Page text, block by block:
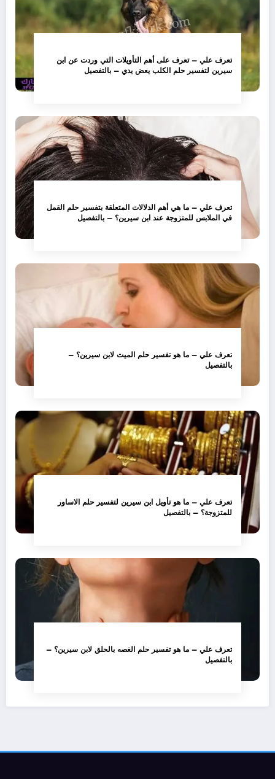
تعرف علي – تعرف على أهم التأويلات التي وردت عن ابن
سيرين لتفسير حلم الكلب يعض يدي – بالتفصيل
تعرف علي – ما هي أهم الدلالات المتعلقة بتفسير حلم القمل
في الملابس للمتزوجة عند ابن سيرين؟ – بالتفصيل
تعرف علي – ما هو تفسير حلم الميت لابن سيرين؟ –
بالتفصيل
تعرف علي – ما هو تأويل ابن سيرين لتفسير حلم الاساور
للمتزوجة؟ – بالتفصيل
تعرف علي – ما هو تفسير حلم الغصه بالحلق لابن سيرين؟ –
بالتفصيل